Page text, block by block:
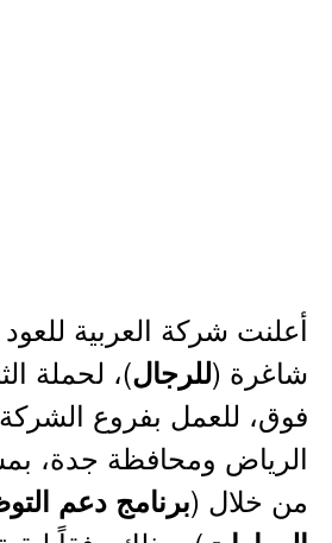
شاغرة (للرجال)، لحملة
فوق، للعمل بفروع
الرياض ومحافظة جدة،
من خلال (برنامج دعم